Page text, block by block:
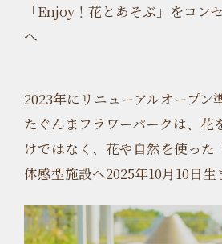
「Enjoy！花とあそぶ」をコン
へ
2023年にリニューアルオープン
たぐんまフラワーパークは、花
けではなく、花や自然を使った
体感型施設へ2025年10月10日生